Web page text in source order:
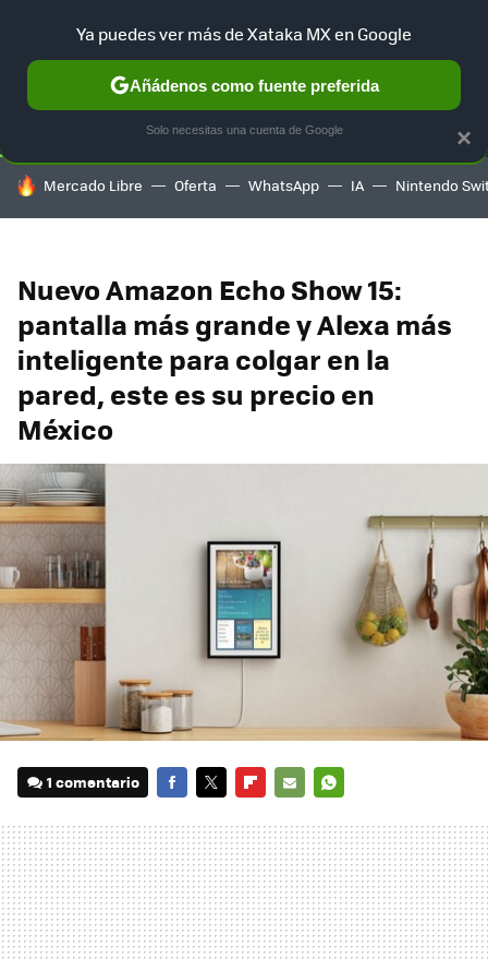
SELECCIÓN GAMING HOME AUTO TERRITORIO
HOY SE HABLA DE
Mercado Libre Oferta WhatsApp IA Nintendo
Nuevo Amazon Echo Show 15:
pantalla más grande y Alexa más
inteligente para colgar en la
pared, este es su precio en
México
1 comentario
MAIL
×
Ya puedes ver más de Xataka MX en Google
Añádenos como fuente preferida
Solo necesitas una cuenta de Google